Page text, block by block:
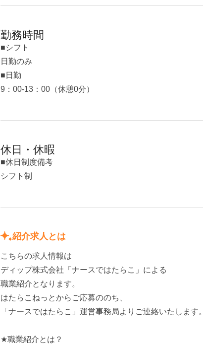
勤務時間
■シフト
日勤のみ
■日勤
9：00-13：00（休憩0分）
休日・休暇
■休日制度備考
シフト制
紹介求人とは
こちらの求人情報は
ディップ株式会社「ナースではたらこ」による
職業紹介となります。
はたらこねっとからご応募ののち、
「ナースではたらこ」運営事務局よりご連絡いたします。
★職業紹介とは？